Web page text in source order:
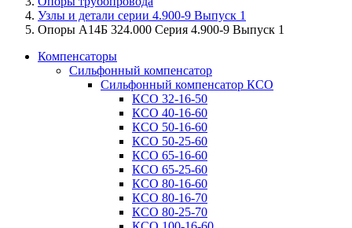
Узлы и детали серии 4.900-9 Выпуск 1
Опоры А14Б 324.000 Серия 4.900-9 Выпуск 1
Компенсаторы
Сильфонный компенсатор
Сильфонный компенсатор КСО
КСО 32-16-50
КСО 40-16-60
КСО 50-16-60
КСО 50-25-60
КСО 65-16-60
КСО 65-25-60
КСО 80-16-60
КСО 80-16-70
КСО 80-25-70